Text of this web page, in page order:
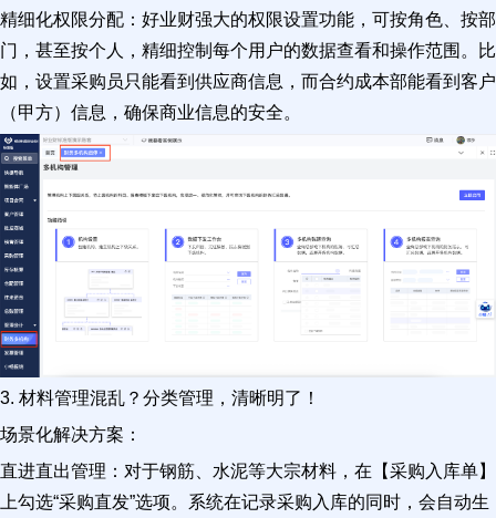
精细化权限分配：好业财强大的权限设置功能，可按角色、按部
门，甚至按个人，精细控制每个用户的数据查看和操作范围。比
如，设置采购员只能看到供应商信息，而合约成本部能看到客户
（甲方）信息，确保商业信息的安全。
3. 材料管理混乱？分类管理，清晰明了！
场景化解决方案：
直进直出管理：对于钢筋、水泥等大宗材料，在【采购入库单】
上勾选“采购直发”选项。系统在记录采购入库的同时，会自动生